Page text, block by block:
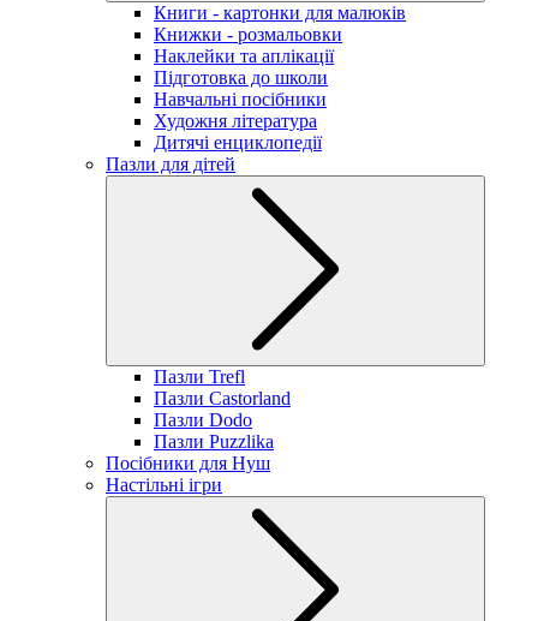
Книги - картонки для малюків
Книжки - розмальовки
Наклейки та аплікації
Підготовка до школи
Навчальні посібники
Художня література
Дитячі енциклопедії
Пазли для дітей
Пазли Trefl
Пазли Castorland
Пазли Dodo
Пазли Puzzlika
Посібники для Нуш
Настільні ігри